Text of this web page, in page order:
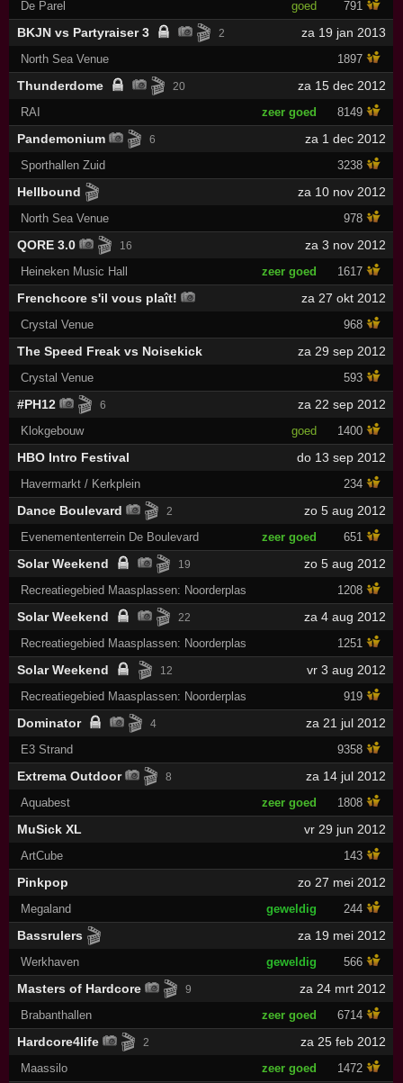
De Parel goed 791
BKJN vs Partyraiser 3 🎬 2 za 19 jan 2013
North Sea Venue 1897
Thunderdome 🎬 20 za 15 dec 2012
RAI zeer goed 8149
Pandemonium 🎬 6 za 1 dec 2012
Sporthallen Zuid 3238
Hellbound 🎬 za 10 nov 2012
North Sea Venue 978
QORE 3.0 🎬 16 za 3 nov 2012
Heineken Music Hall zeer goed 1617
Frenchcore s'il vous plaît! za 27 okt 2012
Crystal Venue 968
The Speed Freak vs Noisekick za 29 sep 2012
Crystal Venue 593
#PH12 🎬 6 za 22 sep 2012
Klokgebouw goed 1400
HBO Intro Festival do 13 sep 2012
Havermarkt / Kerkplein 234
Dance Boulevard 🎬 2 zo 5 aug 2012
Evenemententerrein De Boulevard zeer goed 651
Solar Weekend 🎬 19 zo 5 aug 2012
Recreatiegebied Maasplassen: Noorderplas 1208
Solar Weekend 🎬 22 za 4 aug 2012
Recreatiegebied Maasplassen: Noorderplas 1251
Solar Weekend 🎬 12 vr 3 aug 2012
Recreatiegebied Maasplassen: Noorderplas 919
Dominator 🎬 4 za 21 jul 2012
E3 Strand 9358
Extrema Outdoor 🎬 8 za 14 jul 2012
Aquabest zeer goed 1808
MuSick XL vr 29 jun 2012
ArtCube 143
Pinkpop zo 27 mei 2012
Megaland geweldig 244
Bassrulers 🎬 za 19 mei 2012
Werkhaven geweldig 566
Masters of Hardcore 🎬 9 za 24 mrt 2012
Brabanthallen zeer goed 6714
Hardcore4life 🎬 2 za 25 feb 2012
Maassilo zeer goed 1472